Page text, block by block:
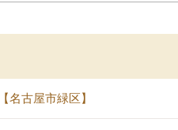
古屋市緑区】